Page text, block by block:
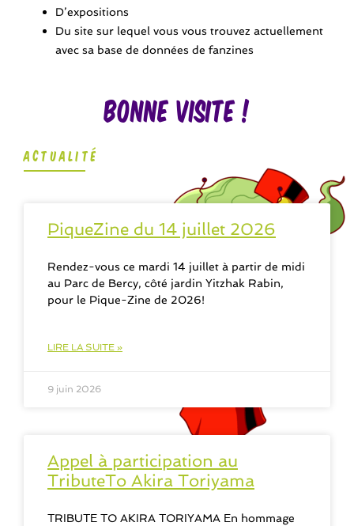
D’expositions
Du site sur lequel vous vous trouvez actuellement
avec sa base de données de fanzines
Bonne visite !
ACTUALITÉ
PiqueZine du 14 juillet 2026
Rendez-vous ce mardi 14 juillet à partir de midi
au Parc de Bercy, côté jardin Yitzhak Rabin,
pour le Pique-Zine de 2026!
LIRE LA SUITE »
9 juin 2026
Appel à participation au
TributeTo Akira Toriyama
TRIBUTE TO AKIRA TORIYAMA En hommage